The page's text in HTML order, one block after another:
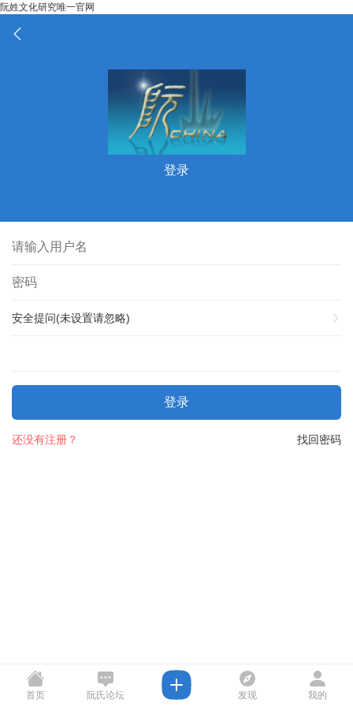
阮姓文化研究唯一官网
登录
安全提问(未设置请忽略)
登录
找回密码
还没有注册？
首页 阮氏论坛 发现 我的